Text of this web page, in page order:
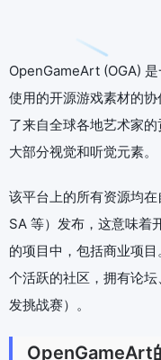
OpenGameArt (OGA)
使用的开源游戏素材的
了来自全球各地艺术家
大部分视觉和听觉元素。
该平台上的所有资源均
SA 等）发布，这意味着
的项目中，包括商业项
个活跃的社区，拥有论
发挑战赛）。
OpenGameArt